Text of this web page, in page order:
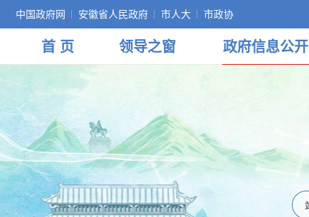
中国政府网 安徽省人民政府 市人大 市政协
首 页 领导之窗 政府信息公开